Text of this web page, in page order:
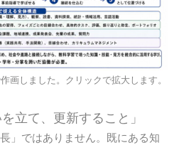
画しました。クリックで拡大します。
立て、更新すること」
」ではありません。既にある知